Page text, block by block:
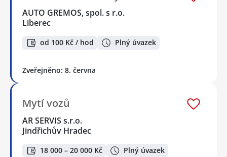
AUTO GREMOS, spol. s r.o.
Liberec
od 100 Kč / hod Plný úvazek
Zveřejněno: 8. června
Mytí vozů
AR SERVIS s.r.o.
Jindřichův Hradec
18 000 – 20 000 Kč Plný úvazek